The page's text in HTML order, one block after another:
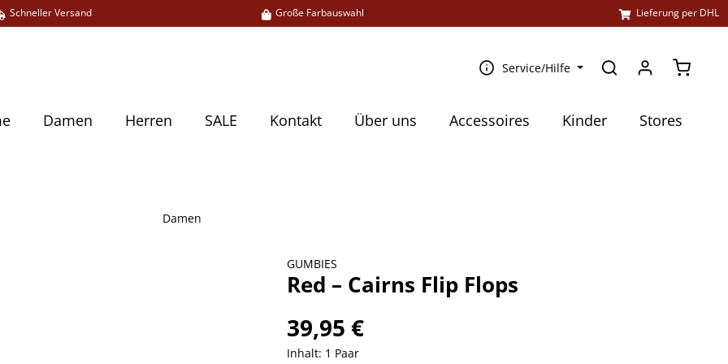
Schneller Versand Große Farbauswahl Lieferung per DHL
Service/Hilfe
Damen Herren SALE Kontakt Über uns Accessoires Kinder Stores
Damen
GUMBIES
Red – Cairns Flip Flops
39,95 €
Inhalt: 1 Paar